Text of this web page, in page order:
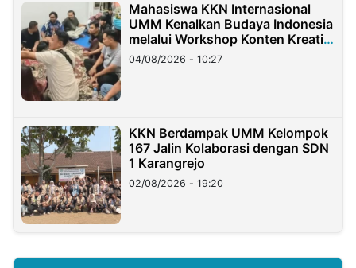
Mahasiswa KKN Internasional
UMM Kenalkan Budaya Indonesia
melalui Workshop Konten Kreatif
di Taiwan
04/08/2026 - 10:27
KKN Berdampak UMM Kelompok
167 Jalin Kolaborasi dengan SDN
1 Karangrejo
02/08/2026 - 19:20